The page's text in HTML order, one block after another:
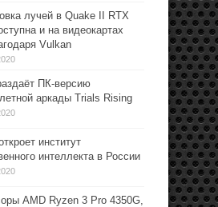
лучей в Quake II RTX
и на видеокартах
Vulkan
ПК-версию
аркады Trials Rising
институт
интеллекта в России
AMD Ryzen 3 Pro 4350G,